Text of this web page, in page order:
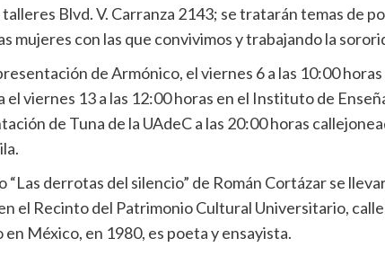
Blvd. V. Carranza 2143; se tratarán temas de
mujeres con las que convivimos y trabajando la
de Armónico, el viernes 6 a las 10:00 horas
el viernes 13 a las 12:00 horas en el Instituto de
de Tuna de la UAdeC a las 20:00 horas
derrotas del silencio” de Román Cortázar se
el Recinto del Patrimonio Cultural Universitario,
México, en 1980, es poeta y ensayista.